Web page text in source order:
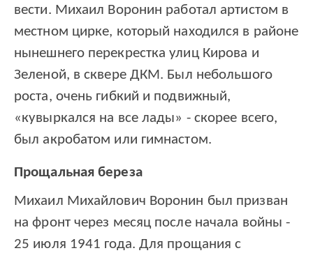
вести. Михаил Воронин работал артистом в
местном цирке, который находился в районе
нынешнего перекрестка улиц Кирова и
Зеленой, в сквере ДКМ. Был небольшого
роста, очень гибкий и подвижный,
«кувыркался на все лады» - скорее всего,
был акробатом или гимнастом.
Прощальная береза
Михаил Михайлович Воронин был призван
на фронт через месяц после начала войны -
25 июля 1941 года. Для прощания с